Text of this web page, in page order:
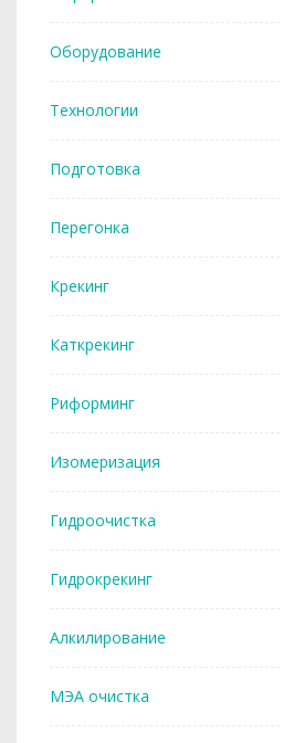
Оборудование
Технологии
Подготовка
Перегонка
Крекинг
Каткрекинг
Риформинг
Изомеризация
Гидроочистка
Гидрокрекинг
Алкилирование
МЭА очистка